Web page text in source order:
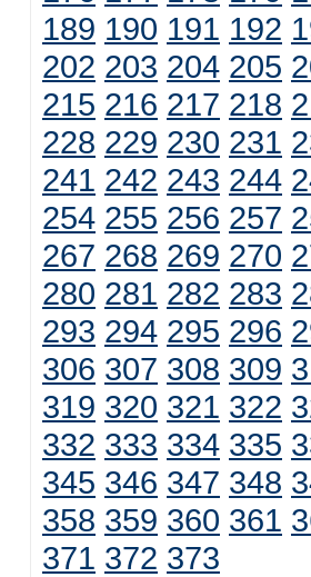
189 190 191 192
202 203 204 205
215 216 217 218
228 229 230 231
241 242 243 244
254 255 256 257
267 268 269 270
280 281 282 283
293 294 295 296
306 307 308 309
319 320 321 322
332 333 334 335
345 346 347 348
358 359 360 361
371 372 373